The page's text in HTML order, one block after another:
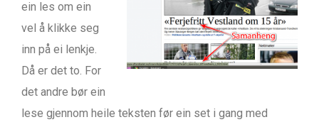
ein les om ein
vel å klikke seg
inn på ei lenkje.
Då er det to. For
det andre bør ein
lese gjennom heile teksten før ein set i gang med